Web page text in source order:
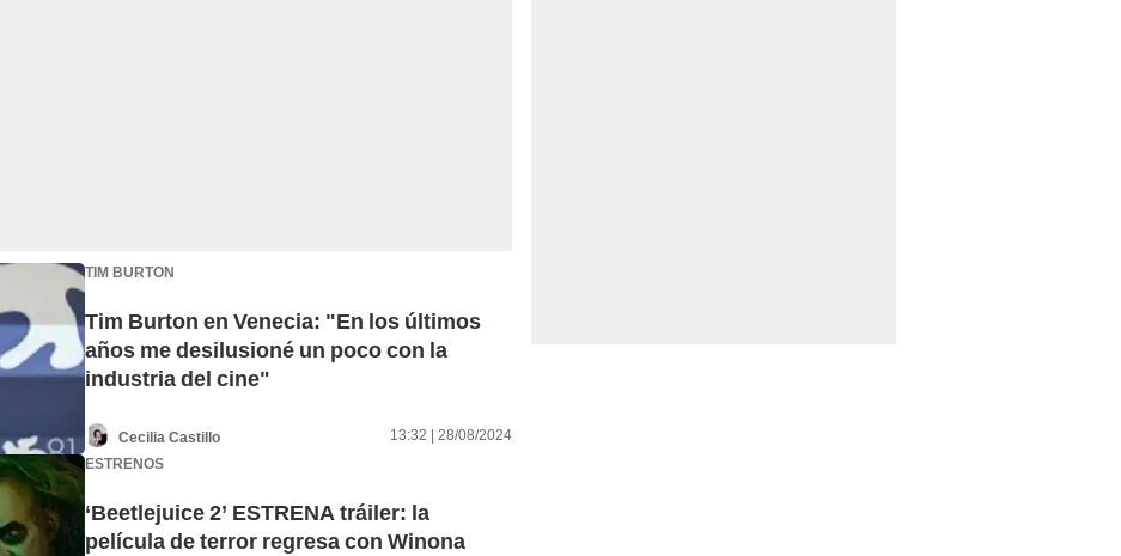
TIM BURTON
Tim Burton en Venecia: "En los últimos
años me desilusioné un poco con la
industria del cine"
Cecilia Castillo
13:32 | 28/08/2024
ESTRENOS
‘Beetlejuice 2’ ESTRENA tráiler: la
película de terror regresa con Winona